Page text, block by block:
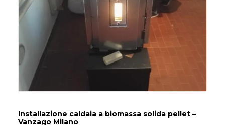
Installazione caldaia a biomassa solida pellet –
Vanzago Milano